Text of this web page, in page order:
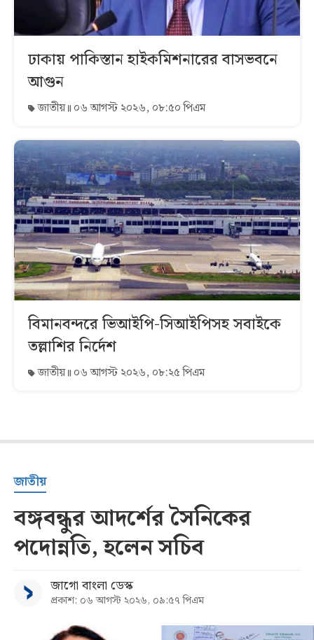
ঢাকায় পাকিস্তান হাইকমিশনারের বাসভবনে
আগুন
জাতীয় ০৬ আগস্ট ২০২৬, ০৮:৫০ পিএম
বিমানবন্দরে ভিআইপি-সিআইপিসহ সবাইকে
তল্লাশির নির্দেশ
জাতীয় ০৬ আগস্ট ২০২৬, ০৮:২৫ পিএম
জাতীয়
বঙ্গবন্ধুর আদর্শের সৈনিকের
পদোন্নতি, হলেন সচিব
জাগো বাংলা ডেস্ক
প্রকাশ: ০৬ আগস্ট ২০২৬, ০৯:৫৭ পিএম